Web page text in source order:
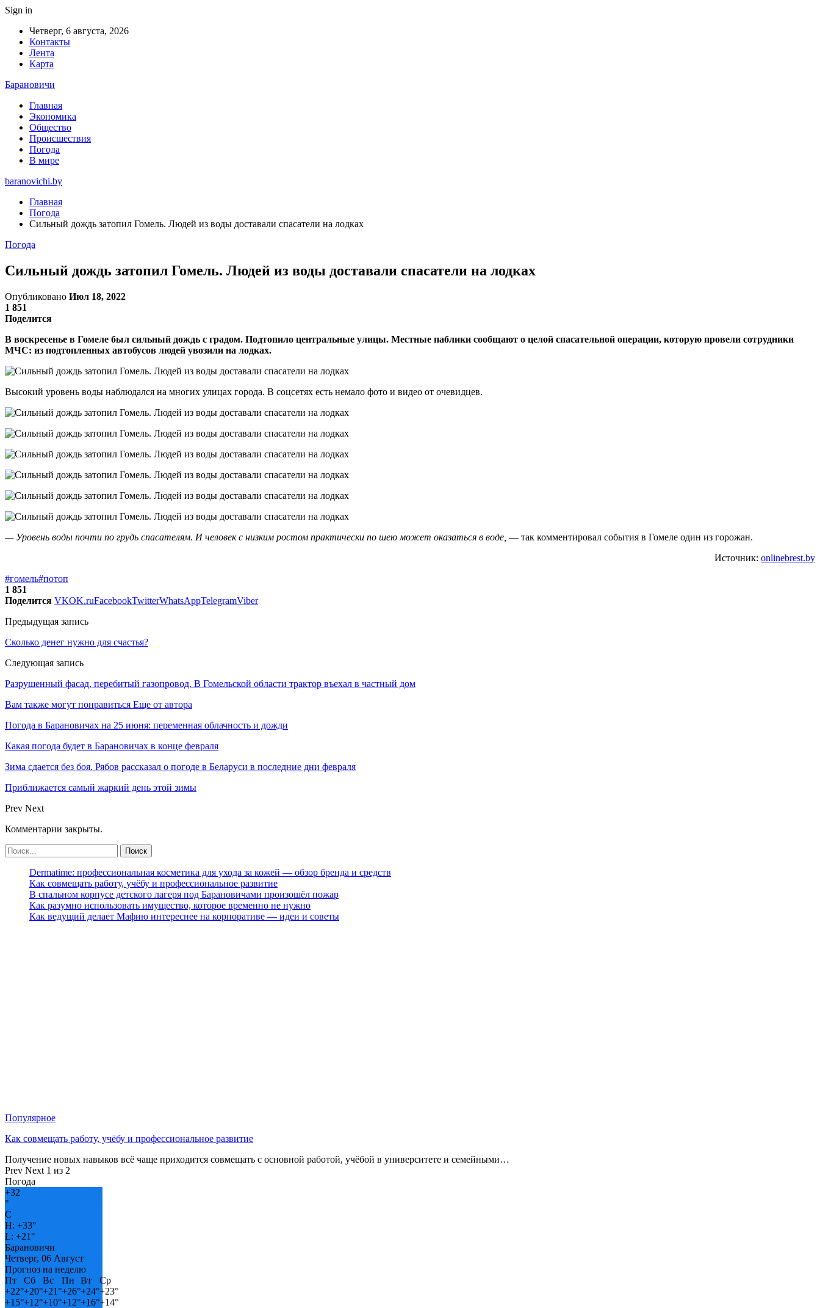
Sign in
Четверг, 6 августа, 2026
Контакты
Лента
Карта
Барановичи
Главная
Экономика
Общество
Происшествия
Погода
В мире
baranovichi.by
Главная
Погода
Сильный дождь затопил Гомель. Людей из воды доставали спасатели на лодках
Погода
Сильный дождь затопил Гомель. Людей из воды доставали спасатели на лодках
Опубликовано Июл 18, 2022
1 851
Поделится
В воскресенье в Гомеле был сильный дождь с градом. Подтопило центральные улицы. Местные паблики сообщают о целой спасательной операции, которую провели сотрудники
МЧС: из подтопленных автобусов людей увозили на лодках.
Высокий уровень воды наблюдался на многих улицах города. В соцсетях есть немало фото и видео от очевидцев.
— Уровень воды почти по грудь спасателям. И человек с низким ростом практически по шею может оказаться в воде, — так комментировал события в Гомеле один из горожан.
Источник: onlinebrest.by
#гомель#потоп
1 851
Поделится VKOK.ruFacebookTwitterWhatsAppTelegramViber
Предыдущая запись
Сколько денег нужно для счастья?
Следующая запись
Разрушенный фасад, перебитый газопровод. В Гомельской области трактор въехал в частный дом
Вам также могут понравиться Еще от автора
Погода в Барановичах на 25 июня: переменная облачность и дожди
Какая погода будет в Барановичах в конце февраля
Зима сдается без боя. Рябов рассказал о погоде в Беларуси в последние дни февраля
Приближается самый жаркий день этой зимы
Prev Next
Комментарии закрыты.
Dermatime: профессиональная косметика для ухода за кожей — обзор бренда и средств
Как совмещать работу, учёбу и профессиональное развитие
В спальном корпусе детского лагеря под Барановичами произошёл пожар
Как разумно использовать имущество, которое временно не нужно
Как ведущий делает Мафию интереснее на корпоративе — идеи и советы
Популярное
Как совмещать работу, учёбу и профессиональное развитие
Получение новых навыков всё чаще приходится совмещать с основной работой, учёбой в университете и семейными…
Prev Next 1 из 2
Погода
+32
°
C
H: +33°
L: +21°
Барановичи
Четверг, 06 Август
Прогноз на неделю
Пт
Сб Вс Пн Вт
Ср
+22°+20°+21°+26°+24°+23°
+15°+12°+10°+12°+16°+14°